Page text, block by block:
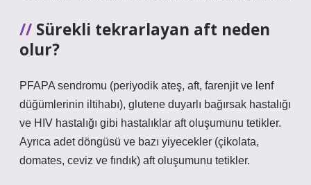
Sürekli tekrarlayan aft neden
olur?
PFAPA sendromu (periyodik ateş, aft, farenjit ve lenf
düğümlerinin iltihabı), glutene duyarlı bağırsak hastalığı
ve HIV hastalığı gibi hastalıklar aft oluşumunu tetikler.
Ayrıca adet döngüsü ve bazı yiyecekler (çikolata,
domates, ceviz ve fındık) aft oluşumunu tetikler.